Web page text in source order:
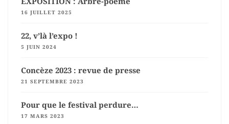
16 JUILLET 2025
22, v’là l’expo !
5 JUIN 2024
Concèze 2023 : revue de presse
21 SEPTEMBRE 2023
Pour que le festival perdure…
17 MARS 2023